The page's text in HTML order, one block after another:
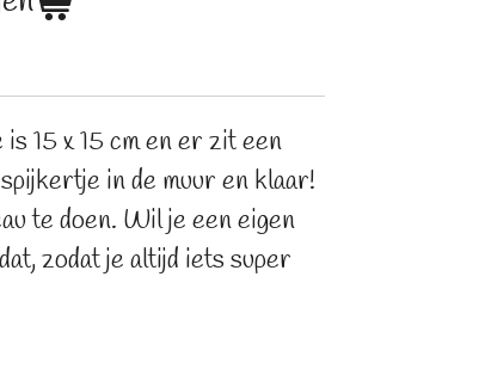
15 x 15 cm en er zit een
in de muur en klaar!
te doen. Wil je een eigen
zodat je altijd iets super